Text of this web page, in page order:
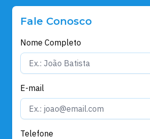
Fale Conosco
Nome Completo
E-mail
Telefone